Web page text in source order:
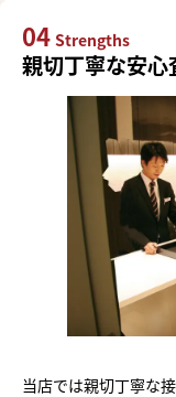
04 Strengths
親切丁寧な安心
当店では親切丁寧な